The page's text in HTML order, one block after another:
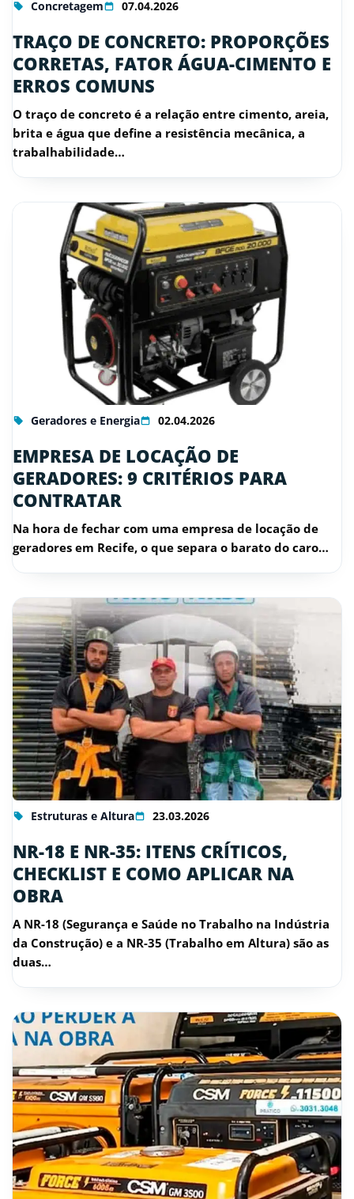
Concretagem 07.04.2026
TRAÇO DE CONCRETO: PROPORÇÕES
CORRETAS, FATOR ÁGUA-CIMENTO E
ERROS COMUNS
O traço de concreto é a relação entre cimento, areia,
brita e água que define a resistência mecânica, a
trabalhabilidade…
Geradores e Energia 02.04.2026
EMPRESA DE LOCAÇÃO DE
GERADORES: 9 CRITÉRIOS PARA
CONTRATAR
Na hora de fechar com uma empresa de locação de
geradores em Recife, o que separa o barato do caro…
Estruturas e Altura 23.03.2026
NR-18 E NR-35: ITENS CRÍTICOS,
CHECKLIST E COMO APLICAR NA
OBRA
A NR-18 (Segurança e Saúde no Trabalho na Indústria
da Construção) e a NR-35 (Trabalho em Altura) são as
duas…